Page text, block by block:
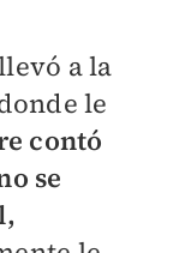
a la
le
contó
se